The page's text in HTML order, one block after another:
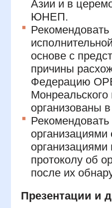
Азии и в
ЮНЕП.
основе с
причины
Федерацию
Монреальского
организованы
Рекомендовать
организациями
протоколу об
после их
Презентации и